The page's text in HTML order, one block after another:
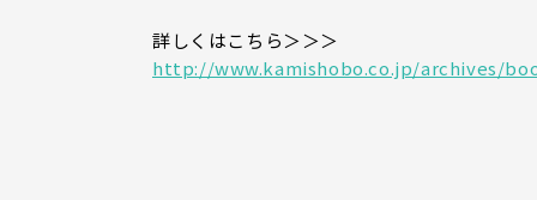
詳しくはこちら＞＞＞
http://www.kamishobo.co.jp/archives/